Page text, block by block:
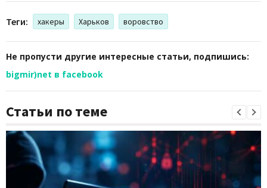
Теги: хакеры Харьков воровство
Не пропусти другие интересные статьи, подпишись:
bigmir)net в facebook
Статьи по теме